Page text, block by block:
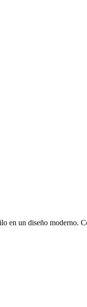
en un diseño moderno.